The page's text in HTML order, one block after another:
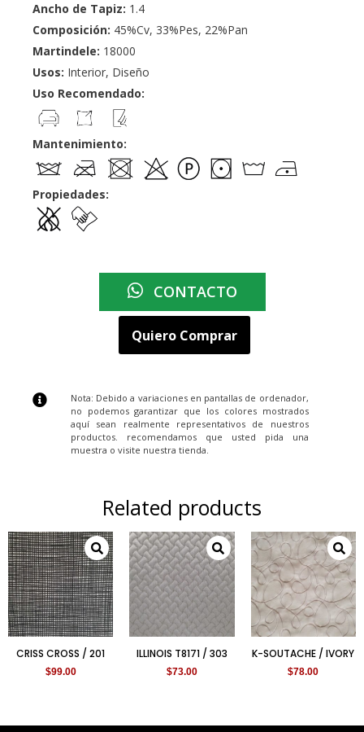
Ancho de Tapiz: 1.4
Composición: 45%Cv, 33%Pes, 22%Pan
Martindele: 18000
Usos: Interior, Diseño
Uso Recomendado:
Mantenimiento:
Propiedades:
CONTACTO
Quiero Comprar
Nota: Debido a variaciones en pantallas de ordenador,
no podemos garantizar que los colores mostrados
aquí sean realmente representativos de nuestros
productos. recomendamos que usted pida una
muestra o visite nuestra tienda.
Related products
CRISS CROSS / 201
$99.00
ILLINOIS T8171 / 303
$73.00
K-SOUTACHE / IVORY
$78.00